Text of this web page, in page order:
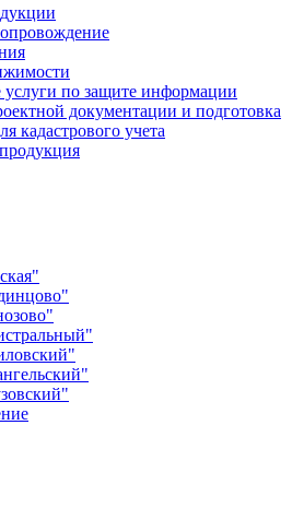
по защите информации
документации и подготовка
кадастрового учета